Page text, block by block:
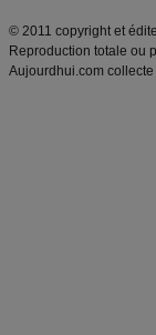
© 2011 copyright et
Reproduction totale ou
Aujourdhui.com